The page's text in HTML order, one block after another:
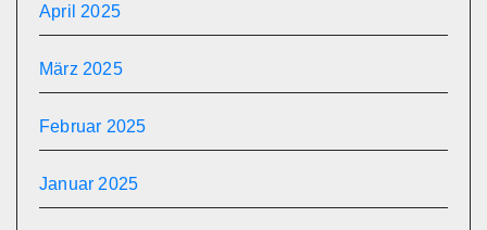
April 2025
März 2025
Februar 2025
Januar 2025